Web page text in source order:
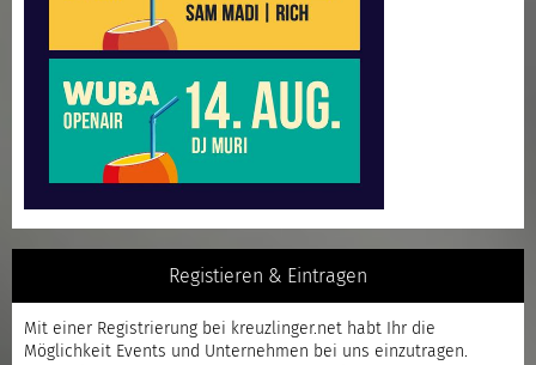
Registieren & Eintragen
Mit einer Registrierung bei kreuzlinger.net habt Ihr die
Möglichkeit Events und Unternehmen bei uns einzutragen.